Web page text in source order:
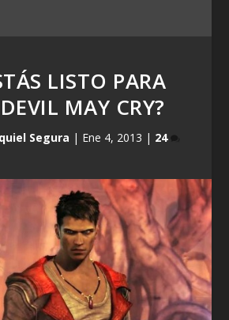
LISTO PARA
MAY CRY?
Segura | Ene 4, 2013 | 24